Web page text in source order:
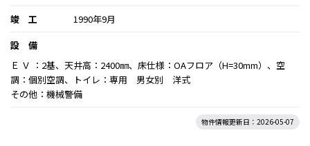
竣 工
1990年9月
設 備
Ｅ Ｖ ：2基、天井高：2400㎜、床仕様：OAフロア（H=30mm）、空
調：個別空調、トイレ：専用 男女別 洋式
その他：機械警備
物件情報更新日：2026-05-07